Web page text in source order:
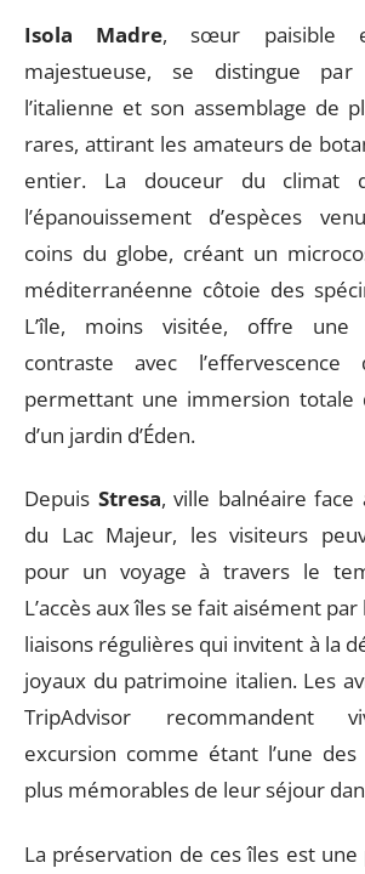
Isola Madre, sœur paisible
majestueuse, se distingue
l’italienne et son assemblage de
rares, attirant les amateurs de
entier. La douceur du climat
l’épanouissement d’espèces
coins du globe, créant un
méditerranéenne côtoie des
L’île, moins visitée, offre une
contraste avec
permettant une immersion totale
d’un jardin d’Éden.
Depuis Stresa, ville balnéaire
du Lac Majeur, les visiteurs
pour un voyage à travers le
L’accès aux îles se fait aisément
liaisons régulières qui invitent à la
joyaux du patrimoine italien. Les
TripAdvisor recommandent
excursion comme étant l’une
plus mémorables de leur séjour
La préservation de ces îles est